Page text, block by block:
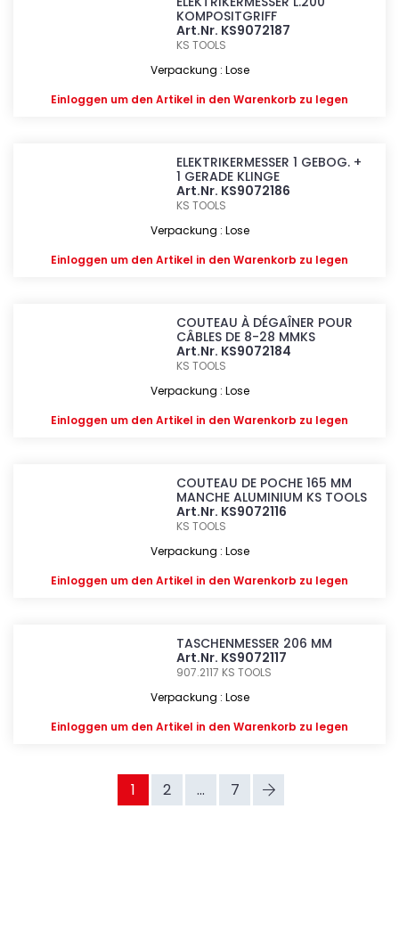
KOMPOSITGRIFF
Art.Nr. KS9072187
KS TOOLS
Verpackung : Lose
Einloggen um den Artikel in den Warenkorb zu legen
ELEKTRIKERMESSER 1 GEBOG. +
1 GERADE KLINGE
Art.Nr. KS9072186
KS TOOLS
Verpackung : Lose
Einloggen um den Artikel in den Warenkorb zu legen
COUTEAU À DÉGAÎNER POUR
CÂBLES DE 8-28 MMKS
Art.Nr. KS9072184
KS TOOLS
Verpackung : Lose
Einloggen um den Artikel in den Warenkorb zu legen
COUTEAU DE POCHE 165 MM
MANCHE ALUMINIUM KS TOOLS
Art.Nr. KS9072116
KS TOOLS
Verpackung : Lose
Einloggen um den Artikel in den Warenkorb zu legen
TASCHENMESSER 206 MM
Art.Nr. KS9072117
907.2117 KS TOOLS
Verpackung : Lose
Einloggen um den Artikel in den Warenkorb zu legen
1 2 ... 7